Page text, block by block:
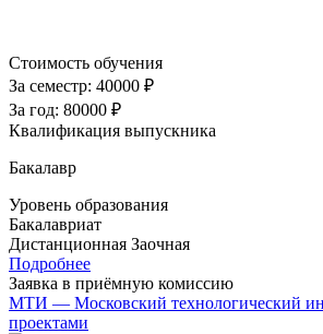
Стоимость обучения
За семестр: 40000 ₽
За год: 80000 ₽
Квалификация выпускника
Бакалавр
Уровень образования
Бакалавриат
Дистанционная Заочная
Подробнее
Заявка в приёмную комиссию
МТИ — Московский технологический
проектами